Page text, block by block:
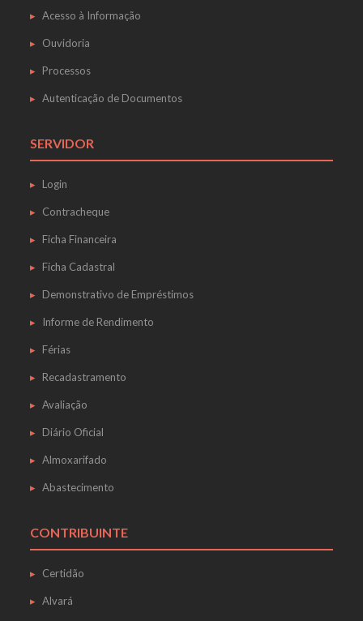
Acesso à Informação
Ouvidoria
Processos
Autenticação de Documentos
SERVIDOR
Login
Contracheque
Ficha Financeira
Ficha Cadastral
Demonstrativo de Empréstimos
Informe de Rendimento
Férias
Recadastramento
Avaliação
Diário Oficial
Almoxarifado
Abastecimento
CONTRIBUINTE
Certidão
Alvará